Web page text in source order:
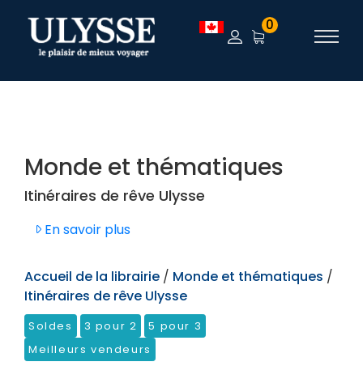
TEST 0
Monde et thématiques
Itinéraires de rêve Ulysse
En savoir plus
Accueil de la librairie / Monde et thématiques /
Itinéraires de rêve Ulysse
Soldes 3 pour 2
5 pour 3
Meilleurs vendeurs